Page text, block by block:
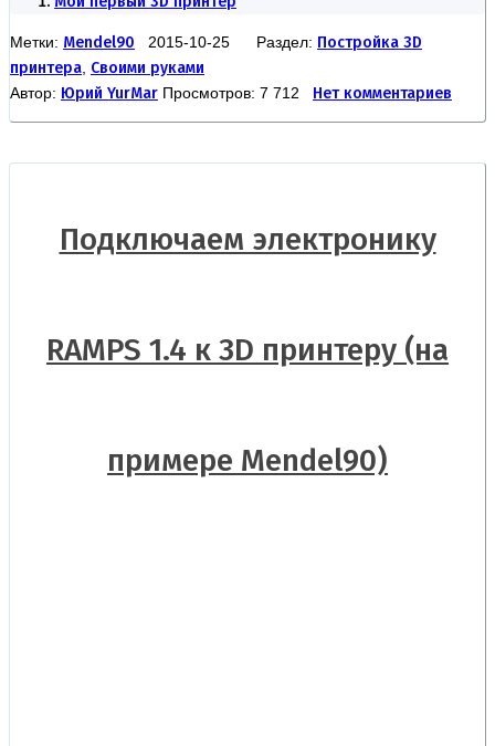
Метки: Mendel90 2015-10-25 Раздел: Постройка 3D
принтера, Своими руками
Автор: Юрий YurMar Просмотров: 7 712 Нет комментариев
Подключаем электронику
RAMPS 1.4 к 3D принтеру (на
примере Mendel90)